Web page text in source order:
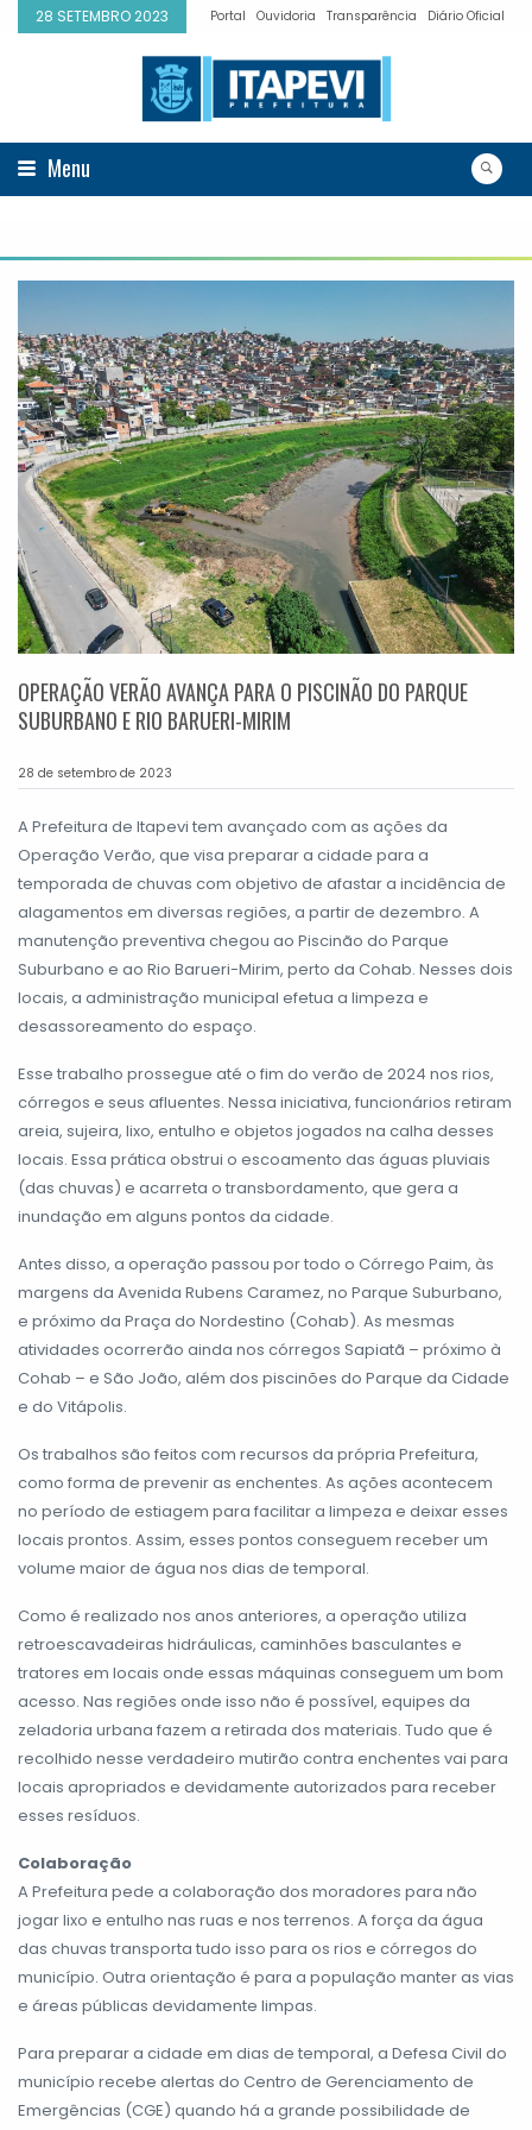
28 SETEMBRO 2023 Portal Ouvidoria Transparência Diário Oficial
Menu
OPERAÇÃO VERÃO AVANÇA PARA O PISCINÃO DO PARQUE
SUBURBANO E RIO BARUERI-MIRIM
28 de setembro de 2023
A Prefeitura de Itapevi tem avançado com as ações da
Operação Verão, que visa preparar a cidade para a
temporada de chuvas com objetivo de afastar a incidência de
alagamentos em diversas regiões, a partir de dezembro. A
manutenção preventiva chegou ao Piscinão do Parque
Suburbano e ao Rio Barueri-Mirim, perto da Cohab. Nesses dois
locais, a administração municipal efetua a limpeza e
desassoreamento do espaço.
Esse trabalho prossegue até o fim do verão de 2024 nos rios,
córregos e seus afluentes. Nessa iniciativa, funcionários retiram
areia, sujeira, lixo, entulho e objetos jogados na calha desses
locais. Essa prática obstrui o escoamento das águas pluviais
(das chuvas) e acarreta o transbordamento, que gera a
inundação em alguns pontos da cidade.
Antes disso, a operação passou por todo o Córrego Paim, às
margens da Avenida Rubens Caramez, no Parque Suburbano,
e próximo da Praça do Nordestino (Cohab). As mesmas
atividades ocorrerão ainda nos córregos Sapiatã – próximo à
Cohab – e São João, além dos piscinões do Parque da Cidade
e do Vitápolis.
Os trabalhos são feitos com recursos da própria Prefeitura,
como forma de prevenir as enchentes. As ações acontecem
no período de estiagem para facilitar a limpeza e deixar esses
locais prontos. Assim, esses pontos conseguem receber um
volume maior de água nos dias de temporal.
Como é realizado nos anos anteriores, a operação utiliza
retroescavadeiras hidráulicas, caminhões basculantes e
tratores em locais onde essas máquinas conseguem um bom
acesso. Nas regiões onde isso não é possível, equipes da
zeladoria urbana fazem a retirada dos materiais. Tudo que é
recolhido nesse verdadeiro mutirão contra enchentes vai para
locais apropriados e devidamente autorizados para receber
esses resíduos.
Colaboração
A Prefeitura pede a colaboração dos moradores para não
jogar lixo e entulho nas ruas e nos terrenos. A força da água
das chuvas transporta tudo isso para os rios e córregos do
município. Outra orientação é para a população manter as vias
e áreas públicas devidamente limpas.
Para preparar a cidade em dias de temporal, a Defesa Civil do
município recebe alertas do Centro de Gerenciamento de
Emergências (CGE) quando há a grande possibilidade de